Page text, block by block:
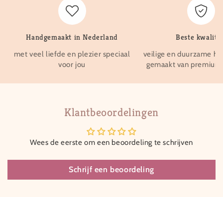
Handgemaakt in Nederland
met veel liefde en plezier speciaal
voor jou
Beste
veilige en duurzame
gemaakt van
Klantbeoordelingen
Wees de eerste om een beoordeling te schrijven
Schrijf een beoordeling